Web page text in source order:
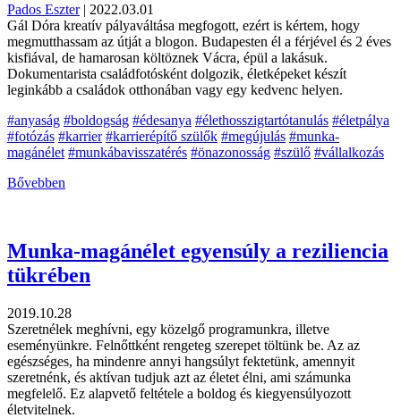
Pados Eszter| 2022.03.01
Gál Dóra kreatív pályaváltása megfogott, ezért is kértem, hogy
megmutthassam az útját a blogon. Budapesten él a férjével és 2 éves
kisfiával, de hamarosan költöznek Vácra, épül a lakásuk.
Dokumentarista családfotósként dolgozik, életképeket készít
leginkább a családok otthonában vagy egy kedvenc helyen.
#anyaság #boldogság #édesanya #élethosszigtartótanulás #életpálya
#fotózás #karrier #karrierépítő szülők #megújulás #munka-
magánélet #munkábavisszatérés #önazonosság #szülő #vállalkozás
Bővebben
Munka-magánélet egyensúly a reziliencia
tükrében
2019.10.28
Szeretnélek meghívni, egy közelgő programunkra, illetve
eseményünkre. Felnőttként rengeteg szerepet töltünk be. Az az
egészséges, ha mindenre annyi hangsúlyt fektetünk, amennyit
szeretnénk, és aktívan tudjuk azt az életet élni, ami számunka
megfelelő. Ez alapvető feltétele a boldog és kiegyensúlyozott
életvitelnek.